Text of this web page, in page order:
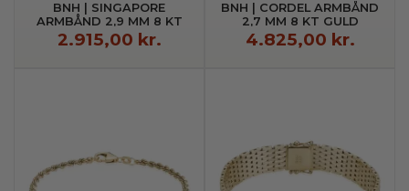
BNH | SINGAPORE
ARMBÅND 2,9 MM 8 KT
GULD
2.915,00 kr.
BNH | CORDEL ARMBÅND
2,7 MM 8 KT GULD
4.825,00 kr.